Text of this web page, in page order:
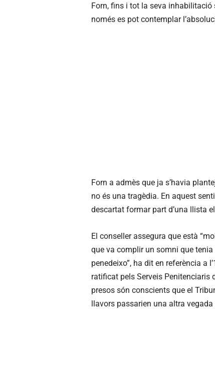
Forn, fins i tot la seva
només es pot contemplar
Forn a admès que ja s’havia
no és una tragèdia. En aquest
descartat formar part d’una llista
El conseller assegura que està
que va complir un somni que tenia
penedeixo”, ha dit en referència a
ratificat pels Serveis Penitenciaris
presos són conscients que el
llavors passarien una altra vegada